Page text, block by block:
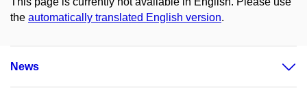
the automatically translated English version.
News